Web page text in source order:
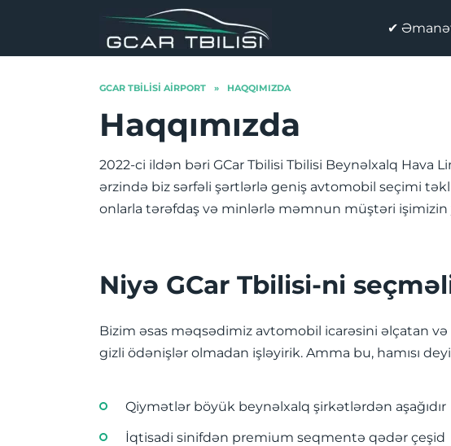
✔
GCAR TBILISI AIRPORT » HAQQIMIZDA
Haqqımızda
2022-ci ildən bəri GCar Tbilisi Tbilisi Beynəlxalq
ərzində biz sərfəli şərtlərlə geniş avtomobil seçimi
onlarla tərəfdaş və minlərlə məmnun müştəri
Niyə GCar Tbilisi-ni
Bizim əsas məqsədimiz avtomobil icarəsini əlçatan
gizli ödənişlər olmadan işləyirik. Amma bu, hamısı
Qiymətlər böyük beynəlxalq şirkətlərdən aşağıdır
İqtisadi sinifdən premium seqmentə qədər çeşid